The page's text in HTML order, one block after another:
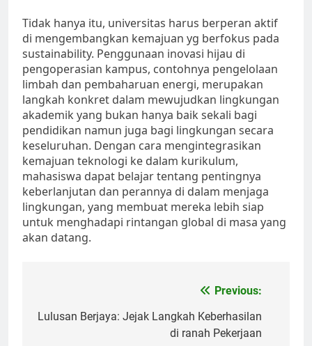
Tidak hanya itu, universitas harus berperan aktif
di mengembangkan kemajuan yg berfokus pada
sustainability. Penggunaan inovasi hijau di
pengoperasian kampus, contohnya pengelolaan
limbah dan pembaharuan energi, merupakan
langkah konkret dalam mewujudkan lingkungan
akademik yang bukan hanya baik sekali bagi
pendidikan namun juga bagi lingkungan secara
keseluruhan. Dengan cara mengintegrasikan
kemajuan teknologi ke dalam kurikulum,
mahasiswa dapat belajar tentang pentingnya
keberlanjutan dan perannya di dalam menjaga
lingkungan, yang membuat mereka lebih siap
untuk menghadapi rintangan global di masa yang
akan datang.
navigation
Previous:
Lulusan Berjaya: Jejak Langkah Keberhasilan
di ranah Pekerjaan